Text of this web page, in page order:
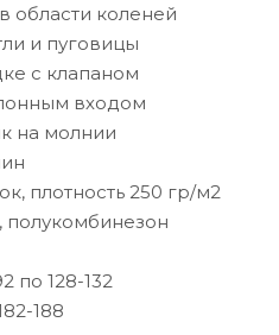
области коленей
и пуговицы
с клапаном
входом
на молнии
плотность 250 гр/м2
полукомбинезон
по 128-132
188